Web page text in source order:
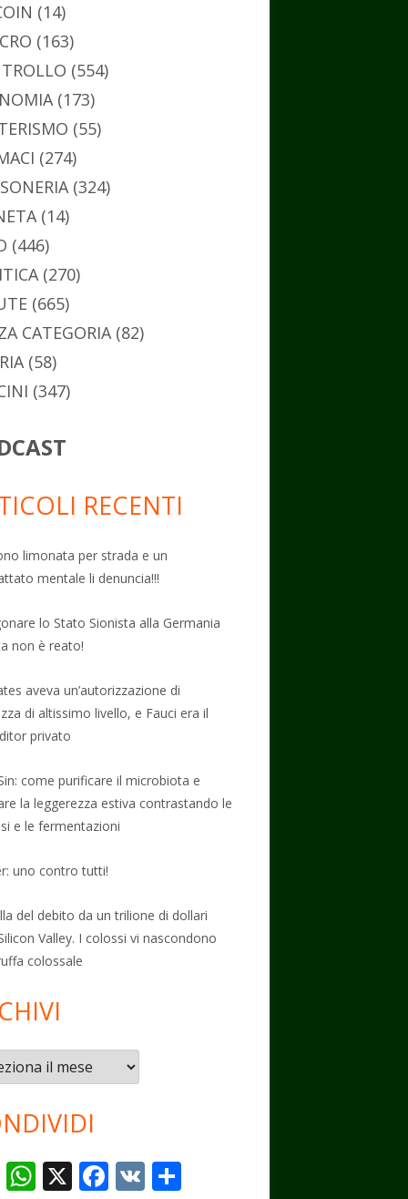
(14)
(163)
(554)
(173)
(55)
(274)
(324)
(14)
(446)
(270)
(665)
CATEGORIA(82)
(58)
(347)
RECENTI
limonata per strada e un
mentale li denuncia!!!
lo Stato Sionista alla Germania
non è reato!
aveva un’autorizzazione di
di altissimo livello, e Fauci era il
privato
come purificare il microbiota e
la leggerezza estiva contrastando le
e le fermentazioni
uno contro tutti!
del debito da un trilione di dollari
Valley. I colossi vi nascondono
colossale
T W X F V